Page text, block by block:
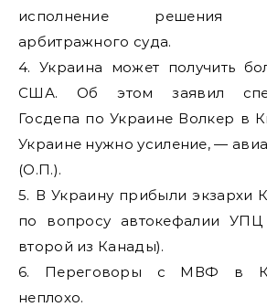
исполнение решения
арбитражного суда.
4. Украина может получить
США. Об этом заявил
Госдепа по Украине Волкер в
Украине нужно усиление, —
(О.П.).
5. В Украину прибыли экзархи
по вопросу автокефалии
второй из Канады).
6. Переговоры с МВФ в
неплохо.